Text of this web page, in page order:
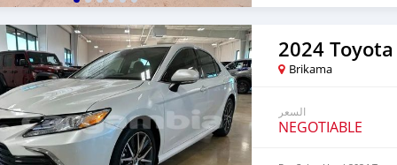
2024
Brikama
السعر
NEGOTIABLE